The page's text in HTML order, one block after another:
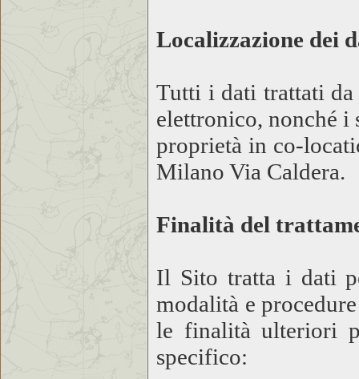
Localizzazione dei
Tutti i dati trattati
elettronico, nonché i
proprietà in co-
Milano Via Caldera.
Finalità del
Il Sito tratta i dati
modalità e
le finalità ulteriori
specifico: